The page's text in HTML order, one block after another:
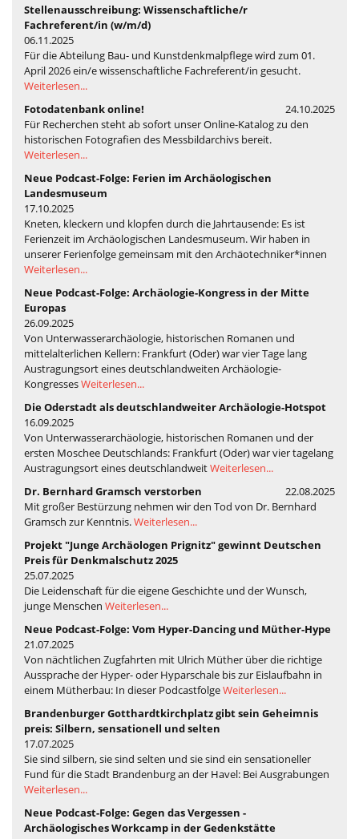
Stellenausschreibung: Wissenschaftliche/r
Fachreferent/in (w/m/d)
06.11.2025
Für die Abteilung Bau- und Kunstdenkmalpflege wird zum 01.
April 2026 ein/e wissenschaftliche Fachreferent/in gesucht.
Weiterlesen...
Fotodatenbank online!
24.10.2025
Für Recherchen steht ab sofort unser Online-Katalog zu den
historischen Fotografien des Messbildarchivs bereit.
Weiterlesen...
Neue Podcast-Folge: Ferien im Archäologischen
Landesmuseum
17.10.2025
Kneten, kleckern und klopfen durch die Jahrtausende: Es ist
Ferienzeit im Archäologischen Landesmuseum. Wir haben in
unserer Ferienfolge gemeinsam mit den Archäotechniker*innen
Weiterlesen...
Neue Podcast-Folge: Archäologie-Kongress in der Mitte
Europas
26.09.2025
Von Unterwasserarchäologie, historischen Romanen und
mittelalterlichen Kellern: Frankfurt (Oder) war vier Tage lang
Austragungsort eines deutschlandweiten Archäologie-
KongressesWeiterlesen...
Die Oderstadt als deutschlandweiter Archäologie-Hotspot
16.09.2025
Von Unterwasserarchäologie, historischen Romanen und der
ersten Moschee Deutschlands: Frankfurt (Oder) war vier tagelang
Austragungsort eines deutschlandweitWeiterlesen...
Dr. Bernhard Gramsch verstorben
22.08.2025
Mit großer Bestürzung nehmen wir den Tod von Dr. Bernhard
Gramsch zur Kenntnis.Weiterlesen...
Projekt "Junge Archäologen Prignitz" gewinnt Deutschen
Preis für Denkmalschutz 2025
25.07.2025
Die Leidenschaft für die eigene Geschichte und der Wunsch,
junge Menschen Weiterlesen...
Neue Podcast-Folge: Vom Hyper-Dancing und Müther-Hype
21.07.2025
Von nächtlichen Zugfahrten mit Ulrich Müther über die richtige
Aussprache der Hyper- oder Hyparschale bis zur Eislaufbahn in
einem Mütherbau: In dieser PodcastfolgeWeiterlesen...
Brandenburger Gotthardtkirchplatz gibt sein Geheimnis
preis: Silbern, sensationell und selten
17.07.2025
Sie sind silbern, sie sind selten und sie sind ein sensationeller
Fund für die Stadt Brandenburg an der Havel: Bei Ausgrabungen
Weiterlesen...
Neue Podcast-Folge: Gegen das Vergessen -
Archäologisches Workcamp in der Gedenkstätte